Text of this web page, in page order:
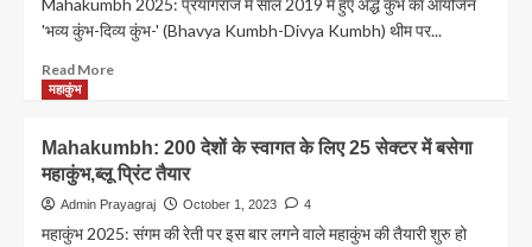
फ्री
तैयारियों
'भव्य कुंभ-दिव्य कुंभ-' (Bhavya Kumbh-Divya Kumbh) थीम पर...
Read MoreRead
2025:भव्य-
दिव्य
और
महाकुंभ
Mahakumbh: 200 देशों के स्वागत के लिए 25 सेक्टर में बसेगा
महाकुंभ,ब्लू प्रिंट तैयार
Admin Prayagraj October 1, 2023 4
महाकुंभ 2025: संगम की रेती पर इस बार लगने वाले महाकुंभ की तैयारी शुरु हो